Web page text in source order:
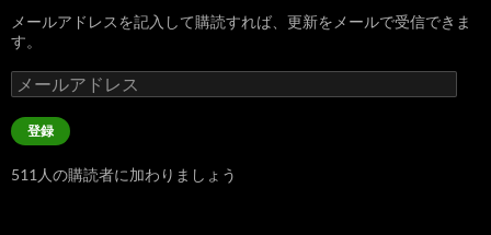
メールアドレスを記入して購読すれば、更新をメールで受信できま
す。
メ
ー
ル
ア
レ
登録
511人の購読者に加わりましょう